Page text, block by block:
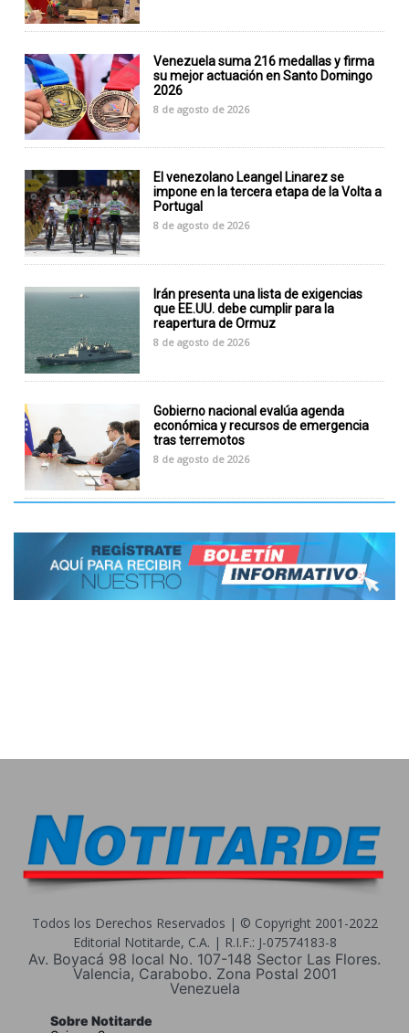
Venezuela suma 216 medallas y firma
su mejor actuación en Santo Domingo
2026
8 de agosto de 2026
El venezolano Leangel Linarez se
impone en la tercera etapa de la Volta a
Portugal
8 de agosto de 2026
Irán presenta una lista de exigencias
que EE.UU. debe cumplir para la
reapertura de Ormuz
8 de agosto de 2026
Gobierno nacional evalúa agenda
económica y recursos de emergencia
tras terremotos
8 de agosto de 2026
Todos los Derechos Reservados | © Copyright 2001-2022
Editorial Notitarde, C.A. | R.I.F.: J-07574183-8
Av. Boyacá 98 local No. 107-148 Sector Las Flores.
Valencia, Carabobo. Zona Postal 2001
Venezuela
Sobre Notitarde